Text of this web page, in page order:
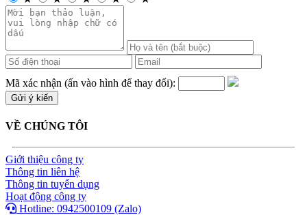
Mã xác nhận (ấn vào hình để thay đổi):
VỀ CHÚNG TÔI
Giới thiệu công ty
Thông tin liên hệ
Thông tin tuyển dụng
Hoạt động công ty
Hotline: 0942500109 (Zalo)